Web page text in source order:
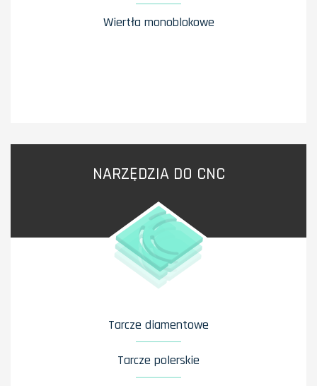
Wiertła monoblokowe
NARZĘDZIA DO CNC
Tarcze diamentowe
Tarcze polerskie